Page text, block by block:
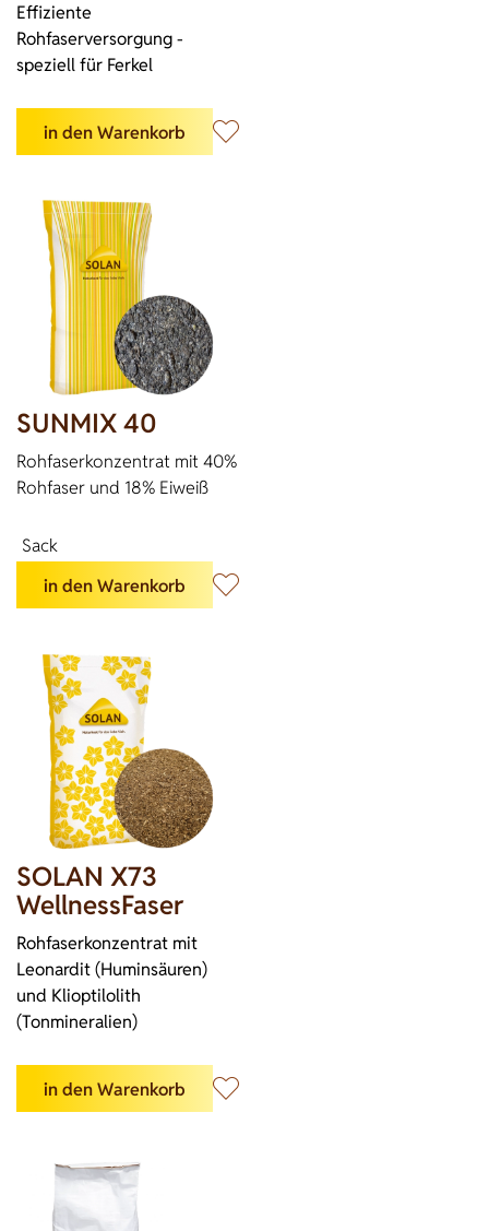
Effiziente
Rohfaserversorgung -
speziell für Ferkel
in den Warenkorb
SUNMIX 40
Rohfaserkonzentrat mit 40%
Rohfaser und 18% Eiweiß
Sack
in den Warenkorb
SOLAN X73
WellnessFaser
Rohfaserkonzentrat mit
Leonardit (Huminsäuren)
und Klioptilolith
(Tonmineralien)
in den Warenkorb